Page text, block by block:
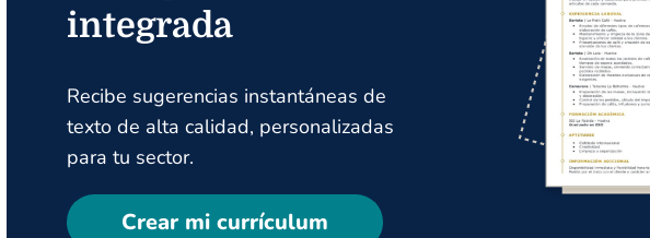
integrada
Recibe sugerencias instantáneas de
texto de alta calidad, personalizadas
para tu sector.
Crear mi currículum